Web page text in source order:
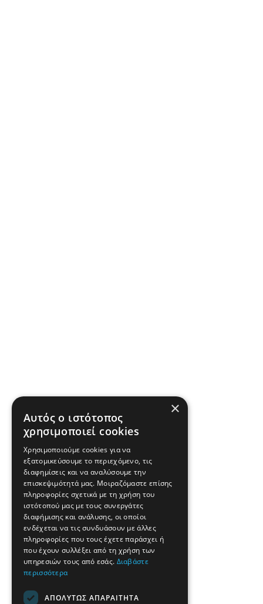
×
Αυτός ο ιστότοπος
χρησιμοποιεί cookies
Χρησιμοποιούμε cookies για να
εξατομικεύσουμε το περιεχόμενο, τις
διαφημίσεις και να αναλύσουμε την
επισκεψιμότητά μας. Μοιραζόμαστε επίσης
πληροφορίες σχετικά με τη χρήση του
ιστότοπού μας με τους συνεργάτες
διαφήμισης και ανάλυσης, οι οποίοι
ενδέχεται να τις συνδυάσουν με άλλες
πληροφορίες που τους έχετε παράσχει ή
που έχουν συλλέξει από τη χρήση των
υπηρεσιών τους από εσάς. Διαβάστε
περισσότερα
ΑΠΟΛΎΤΩΣ ΑΠΑΡΑΊΤΗΤΑ